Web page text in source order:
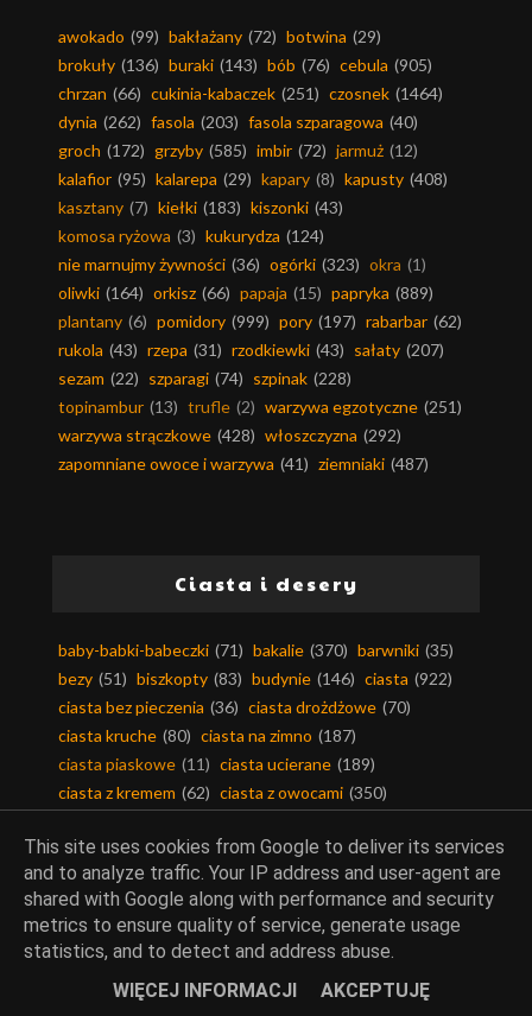
awokado (99) bakłażany (72) botwina (29)
brokuły (136) buraki (143) bób (76) cebula (905)
chrzan (66) cukinia-kabaczek (251) czosnek (1464)
dynia (262) fasola (203) fasola szparagowa (40)
groch (172) grzyby (585) imbir (72) jarmuż (12)
kalafior (95) kalarepa (29) kapary (8) kapusty (408)
kasztany (7) kiełki (183) kiszonki (43)
komosa ryżowa (3) kukurydza (124)
nie marnujmy żywności (36) ogórki (323) okra (1)
oliwki (164) orkisz (66) papaja (15) papryka (889)
plantany (6) pomidory (999) pory (197) rabarbar (62)
rukola (43) rzepa (31) rzodkiewki (43) sałaty (207)
sezam (22) szparagi (74) szpinak (228)
topinambur (13) trufle (2) warzywa egzotyczne (251)
warzywa strączkowe (428) włoszczyzna (292)
zapomniane owoce i warzywa (41) ziemniaki (487)
Ciasta i desery
baby-babki-babeczki (71) bakalie (370) barwniki (35)
bezy (51) biszkopty (83) budynie (146) ciasta (922)
ciasta bez pieczenia (36) ciasta drożdżowe (70)
ciasta kruche (80) ciasta na zimno (187)
ciasta piaskowe (11) ciasta ucierane (189)
ciasta z kremem (62) ciasta z owocami (350)
ciasto filo (13) ciasto francuskie (63)
ciasto kruche (108) ciasto makaronowe (11)
ciasto maślane (6) ciasto parzone (17)
ciasto półfrancuskie (5) ciasto twarogowe (4)
ciasto yufka (3) ciasto ziemniaczane (6)
cukier smakowy
(80) cukierki-czekoladki (11)
This site uses cookies from Google to deliver its services
and to analyze traffic. Your IP address and user-agent are
shared with Google along with performance and security
metrics to ensure quality of service, generate usage
statistics, and to detect and address abuse.
WIĘCEJ INFORMACJI
AKCEPTUJĘ